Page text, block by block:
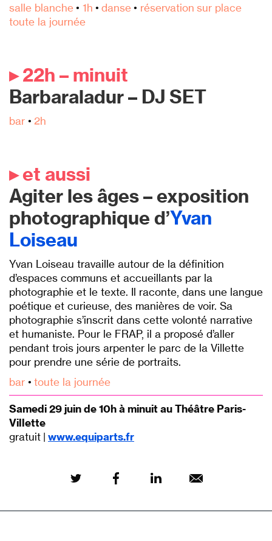
salle blanche• 1h • danse• réservation sur place
toute la journée
▸ 22h – minuit
Barbaraladur – DJ SET
bar • 2h
▸ et aussi
Agiter les âges – exposition
photographique d’Yvan
Loiseau
Yvan Loiseau travaille autour de la définition
d’espaces communs et accueillants par la
photographie et le texte. Il raconte, dans une langue
poétique et curieuse, des manières de voir. Sa
photographie s’inscrit dans cette volonté narrative
et humaniste. Pour le FRAP, il a proposé d’aller
pendant trois jours arpenter le parc de la Villette
pour prendre une série de portraits.
bar • toute la journée
Samedi 29 juin de 10h à minuit au Théâtre Paris-
Villette
gratuit | www.equiparts.fr